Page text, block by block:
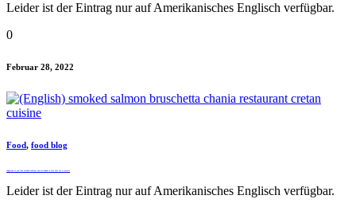
Leider ist der Eintrag nur auf Amerikanisches Englisch verfügbar.
0
Februar 28, 2022
Food, food blog
Leider ist der Eintrag nur auf Amerikanisches Englisch verfügbar.